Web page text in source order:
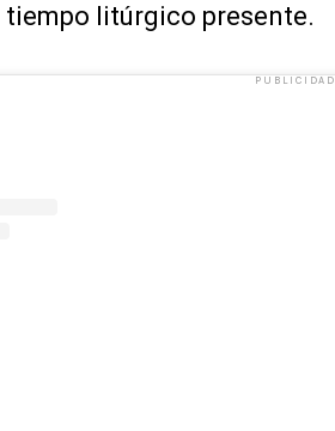
tiempo litúrgico presente.
PUBLICIDAD